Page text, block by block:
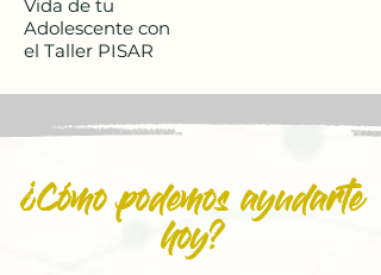
Vida de tu
Adolescente con
el Taller PISAR
¿Cómo podemos ayudarte
hoy?